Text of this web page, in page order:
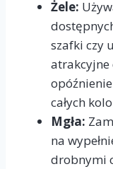
Żele:
szafki czy
atrakcyjne
całych
Mgła:
na
drobnymi